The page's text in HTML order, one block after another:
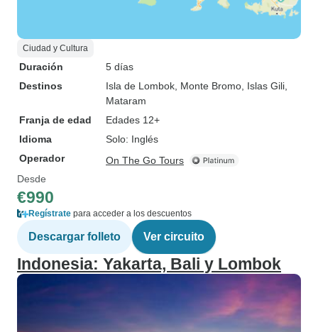
Ciudad y Cultura
Duración
5 días
Destinos
Isla de Lombok , Monte Bromo , Islas Gili
Mataram
Franja de edad
Edades 12+
Idioma
Solo: Inglés
Operador
On The Go Tours
Desde
€990
Regístrate para acceder a los descuentos
Descargar folleto Ver circuito
Indonesia: Yakarta, Bali y Lombok